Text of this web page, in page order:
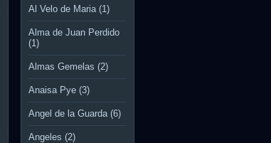
Al Velo de Maria (1)
Alma de Juan Perdido
(1)
Almas Gemelas (2)
Anaisa Pye (3)
Angel de la Guarda (6)
Angeles (2)